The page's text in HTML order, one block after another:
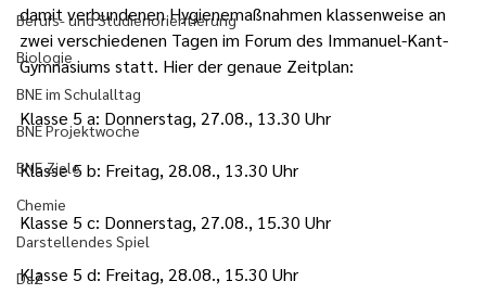
Berufs- und Studienorientierung
Biologie
BNE im Schulalltag
BNE Projektwoche
BNE Ziele
Chemie
Darstellendes Spiel
DaZ
damit verbundenen Hygienemaßnahmen klassenweise an
zwei verschiedenen Tagen im Forum des Immanuel-Kant-
Gymnasiums statt. Hier der genaue Zeitplan:
Klasse 5 a: Donnerstag, 27.08., 13.30 Uhr
Klasse 5 b: Freitag, 28.08., 13.30 Uhr
Klasse 5 c: Donnerstag, 27.08., 15.30 Uhr
Klasse 5 d: Freitag, 28.08., 15.30 Uhr